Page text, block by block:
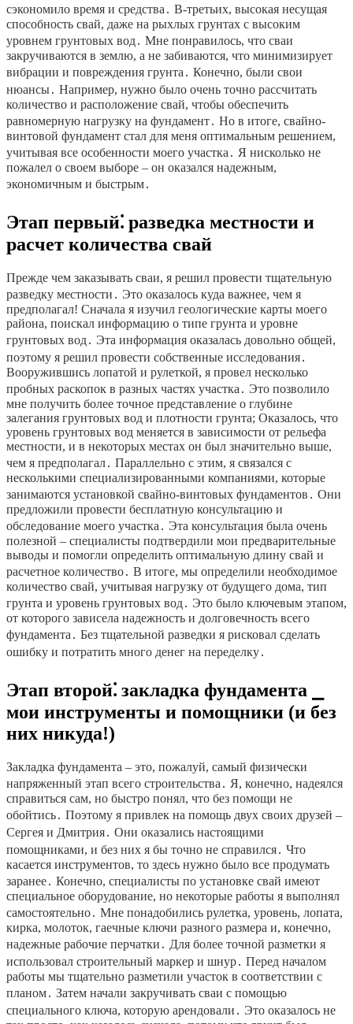
сэкономило время и средства․ В-третьих, высокая несущая
способность свай, даже на рыхлых грунтах с высоким
уровнем грунтовых вод․ Мне понравилось, что сваи
закручиваются в землю, а не забиваются, что минимизирует
вибрации и повреждения грунта․ Конечно, были свои
нюансы․ Например, нужно было очень точно рассчитать
количество и расположение свай, чтобы обеспечить
равномерную нагрузку на фундамент․ Но в итоге, свайно-
винтовой фундамент стал для меня оптимальным решением,
учитывая все особенности моего участка․ Я нисколько не
пожалел о своем выборе – он оказался надежным,
экономичным и быстрым․
Этап первый⁚ разведка местности и
расчет количества свай
Прежде чем заказывать сваи, я решил провести тщательную
разведку местности․ Это оказалось куда важнее, чем я
предполагал! Сначала я изучил геологические карты моего
района, поискал информацию о типе грунта и уровне
грунтовых вод․ Эта информация оказалась довольно общей,
поэтому я решил провести собственные исследования․
Вооружившись лопатой и рулеткой, я провел несколько
пробных раскопок в разных частях участка․ Это позволило
мне получить более точное представление о глубине
залегания грунтовых вод и плотности грунта; Оказалось, что
уровень грунтовых вод меняется в зависимости от рельефа
местности, и в некоторых местах он был значительно выше,
чем я предполагал․ Параллельно с этим, я связался с
несколькими специализированными компаниями, которые
занимаются установкой свайно-винтовых фундаментов․ Они
предложили провести бесплатную консультацию и
обследование моего участка․ Эта консультация была очень
полезной – специалисты подтвердили мои предварительные
выводы и помогли определить оптимальную длину свай и
расчетное количество․ В итоге, мы определили необходимое
количество свай, учитывая нагрузку от будущего дома, тип
грунта и уровень грунтовых вод․ Это было ключевым этапом,
от которого зависела надежность и долговечность всего
фундамента․ Без тщательной разведки я рисковал сделать
ошибку и потратить много денег на переделку․
Этап второй⁚ закладка фундамента ⎯
мои инструменты и помощники (и без
них никуда!)
Закладка фундамента – это, пожалуй, самый физически
напряженный этап всего строительства․ Я, конечно, надеялся
справиться сам, но быстро понял, что без помощи не
обойтись․ Поэтому я привлек на помощь двух своих друзей –
Сергея и Дмитрия․ Они оказались настоящими
помощниками, и без них я бы точно не справился․ Что
касается инструментов, то здесь нужно было все продумать
заранее․ Конечно, специалисты по установке свай имеют
специальное оборудование, но некоторые работы я выполнял
самостоятельно․ Мне понадобились рулетка, уровень, лопата,
кирка, молоток, гаечные ключи разного размера и, конечно,
надежные рабочие перчатки․ Для более точной разметки я
использовал строительный маркер и шнур․ Перед началом
работы мы тщательно разметили участок в соответствии с
планом․ Затем начали закручивать сваи с помощью
специального ключа, которую арендовали․ Это оказалось не